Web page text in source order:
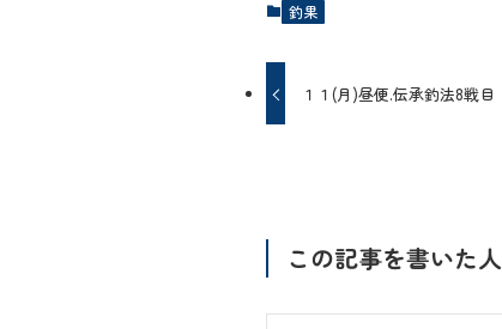
釣果
１１(月)昼便.伝承釣法8戦目
この記事を書いた人